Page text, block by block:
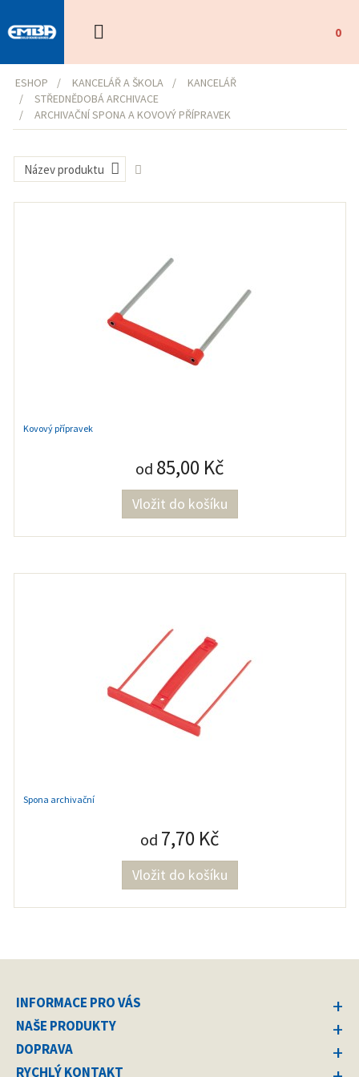
0
ESHOP KANCELÁŘ A ŠKOLA
KANCELÁŘ
STŘEDNĚDOBÁ ARCHIVACE
ARCHIVAČNÍ SPONA A KOVOVÝ PŘÍPRAVEK
Název produktu
Kovový přípravek
od 85,00 Kč
Spona archivační
od 7,70 Kč
INFORMACE PRO VÁS
NAŠE PRODUKTY
DOPRAVA
RYCHLÝ KONTAKT